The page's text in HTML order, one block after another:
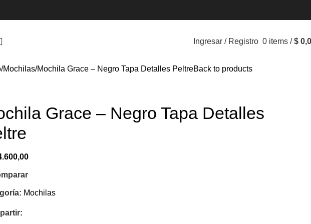
Ingresar / Registro 0 items / $
Mochilas Mochila Grace – Negro Tapa Detalles PeltreBack to products
Grace – Negro Tapa Detalles
Mochilas